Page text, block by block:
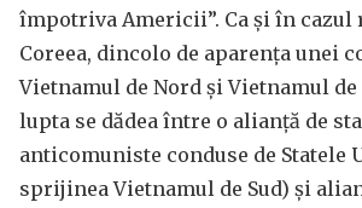
împotriva Americii”. Ca și în
Coreea, dincolo de aparența unei
Vietnamul de Nord și Vietnamul
lupta se dădea între o alianță de
anticomuniste conduse de Statele
sprijinea Vietnamul de Sud) și